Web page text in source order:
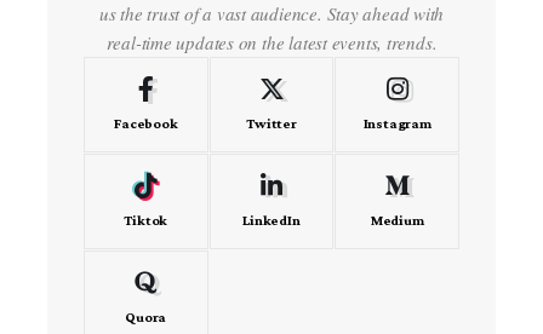
us the trust of a vast audience. Stay ahead with
real-time updates on the latest events, trends.
Facebook Twitter Instagram
Tiktok LinkedIn Medium
Quora